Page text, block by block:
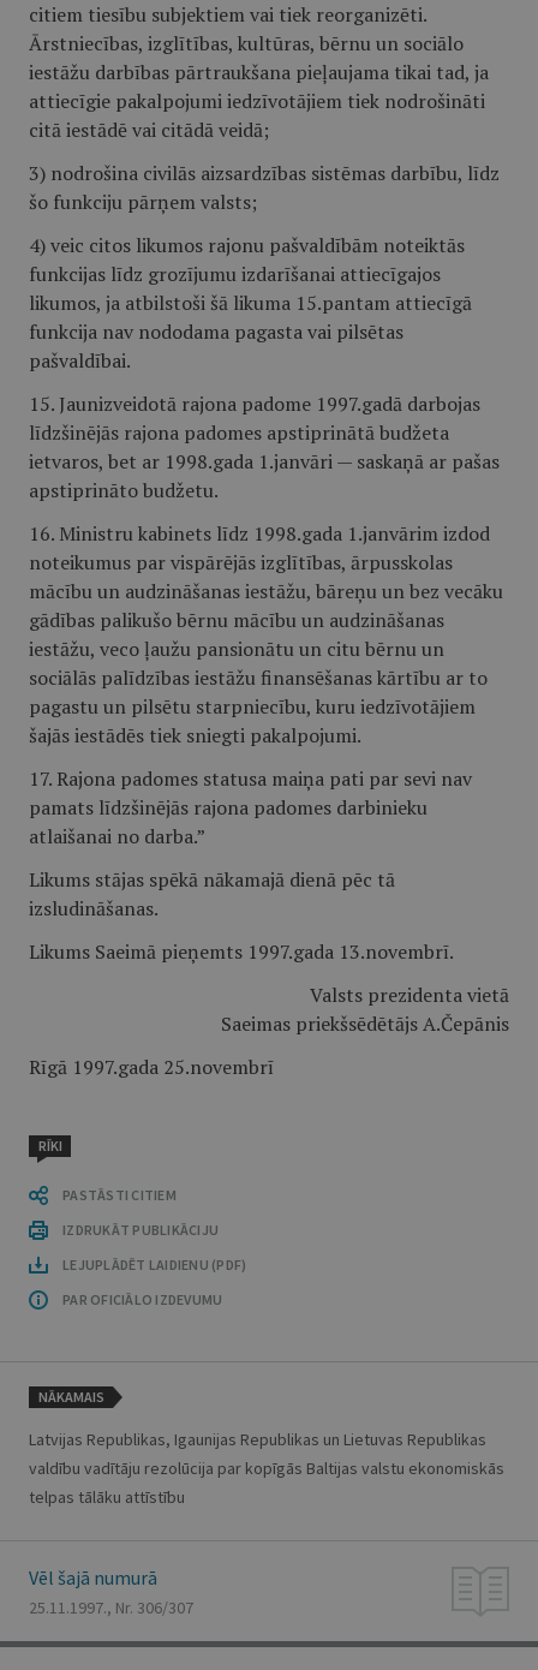
citiem tiesību subjektiem vai tiek reorganizēti.
Ārstniecības, izglītības, kultūras, bērnu un sociālo
iestāžu darbības pārtraukšana pieļaujama tikai tad, ja
attiecīgie pakalpojumi iedzīvotājiem tiek nodrošināti
citā iestādē vai citādā veidā;
3) nodrošina civilās aizsardzības sistēmas darbību, līdz
šo funkciju pārņem valsts;
4) veic citos likumos rajonu pašvaldībām noteiktās
funkcijas līdz grozījumu izdarīšanai attiecīgajos
likumos, ja atbilstoši šā likuma 15.pantam attiecīgā
funkcija nav nododama pagasta vai pilsētas
pašvaldībai.
15. Jaunizveidotā rajona padome 1997.gadā darbojas
līdzšinējās rajona padomes apstiprinātā budžeta
ietvaros, bet ar 1998.gada 1.janvāri — saskaņā ar pašas
apstiprināto budžetu.
16. Ministru kabinets līdz 1998.gada 1.janvārim izdod
noteikumus par vispārējās izglītības, ārpusskolas
mācību un audzināšanas iestāžu, bāreņu un bez vecāku
gādības palikušo bērnu mācību un audzināšanas
iestāžu, veco ļaužu pansionātu un citu bērnu un
sociālās palīdzības iestāžu finansēšanas kārtību ar to
pagastu un pilsētu starpniecību, kuru iedzīvotājiem
šajās iestādēs tiek sniegti pakalpojumi.
17. Rajona padomes statusa maiņa pati par sevi nav
pamats līdzšinējās rajona padomes darbinieku
atlaišanai no darba.”
Likums stājas spēkā nākamajā dienā pēc tā
izsludināšanas.
Likums Saeimā pieņemts 1997.gada 13.novembrī.
Valsts prezidenta vietā
Saeimas priekšsēdētājs A.Čepānis
Rīgā 1997.gada 25.novembrī
RĪKI
PASTĀSTI CITIEM
IZDRUKĀT PUBLIKĀCIJU
LEJUPLĀDĒT LAIDIENU (PDF)
PAR OFICIĀLO IZDEVUMU
NĀKAMAIS
Latvijas Republikas, Igaunijas Republikas un Lietuvas Republikas
valdību vadītāju rezolūcija par kopīgās Baltijas valstu ekonomiskās
telpas tālāku attīstību
Vēl šajā numurā
25.11.1997., Nr. 306/307